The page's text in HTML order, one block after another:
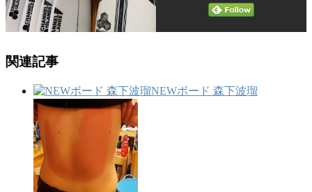
関連記事
NEWボード 森下波瑠